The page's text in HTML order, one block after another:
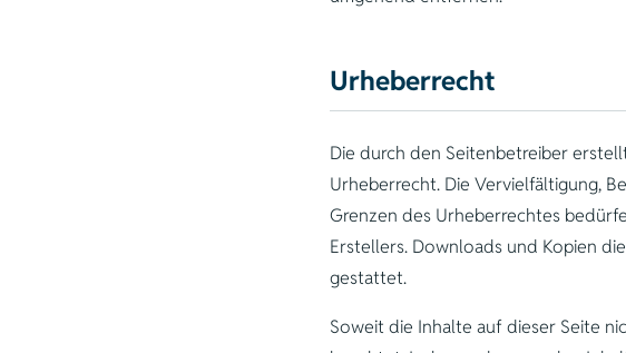
Urheberrecht
Die durch den Seitenbetreiber
Urheberrecht. Die Vervielfältigung,
Grenzen des Urheberrechtes
Erstellers. Downloads und Kopien
gestattet.
Soweit die Inhalte auf dieser Seite